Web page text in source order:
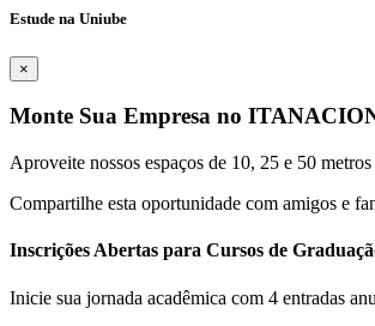
Estude na Uniube
×
Monte Sua Empresa no
Aproveite nossos espaços de 10, 25 e 50
Compartilhe esta oportunidade com amigos e
Inscrições Abertas para Cursos de
Inicie sua jornada acadêmica com 4 entradas